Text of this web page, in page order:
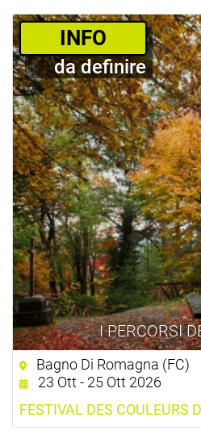
I PERCORSI
­INFO
da definire
Bagno Di Romagna (FC)
23 Ott - 25 Ott 2026
FESTIVAL DES COULEURS